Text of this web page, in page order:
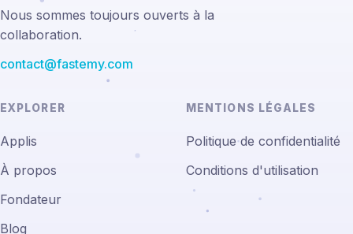
Nous sommes toujours ouverts à la
collaboration.
contact@fastemy.com
EXPLORER
Applis
À propos
Fondateur
Blog
MENTIONS LÉGALES
Politique de confidentialité
Conditions d'utilisation